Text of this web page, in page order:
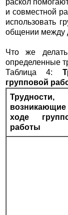
раскол
и совместной
использовать
общении между
Что же
определенные
Таблица 4:
групповой
Трудности,
ходе
работы